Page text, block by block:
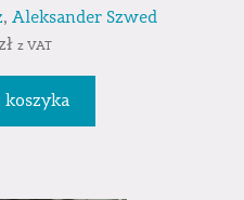
, Aleksander Szwed
z VAT
koszyka